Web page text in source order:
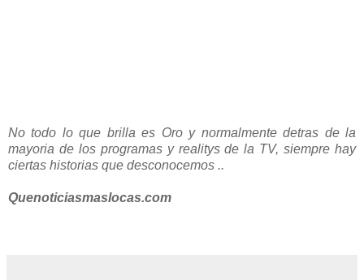
No todo lo que brilla es Oro y normalmente detras de la
mayoria de los programas y realitys de la TV, siempre hay
ciertas historias que desconocemos ..
Quenoticiasmaslocas.com